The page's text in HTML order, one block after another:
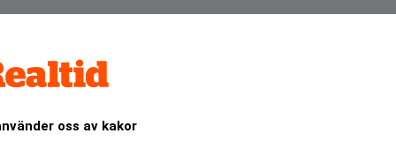
oss av kakor